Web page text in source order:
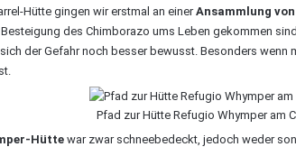
Hütte gingen wir erstmal an einerAnsammlung
des Chimborazo ums Leben gekommen
der Gefahr noch besser bewusst. Besonders wenn
Pfad zur Hütte Refugio Whymper am
Hüttewar zwar schneebedeckt, jedoch weder